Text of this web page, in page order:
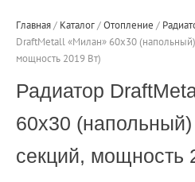
Главная / Каталог / Отопление /
DraftMetall «Милан» 60х30
мощность 2019 Вт)
Радиатор
60х30
секций, мощность